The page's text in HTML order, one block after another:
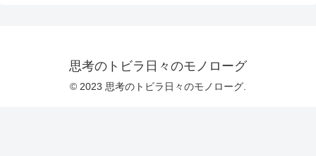
思考のトビラ日々のモノローグ
© 2023 思考のトビラ日々のモノローグ.